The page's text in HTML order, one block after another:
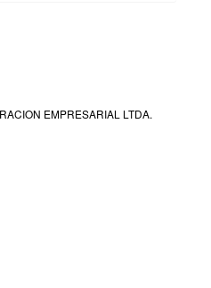
EMPRESARIAL LTDA.